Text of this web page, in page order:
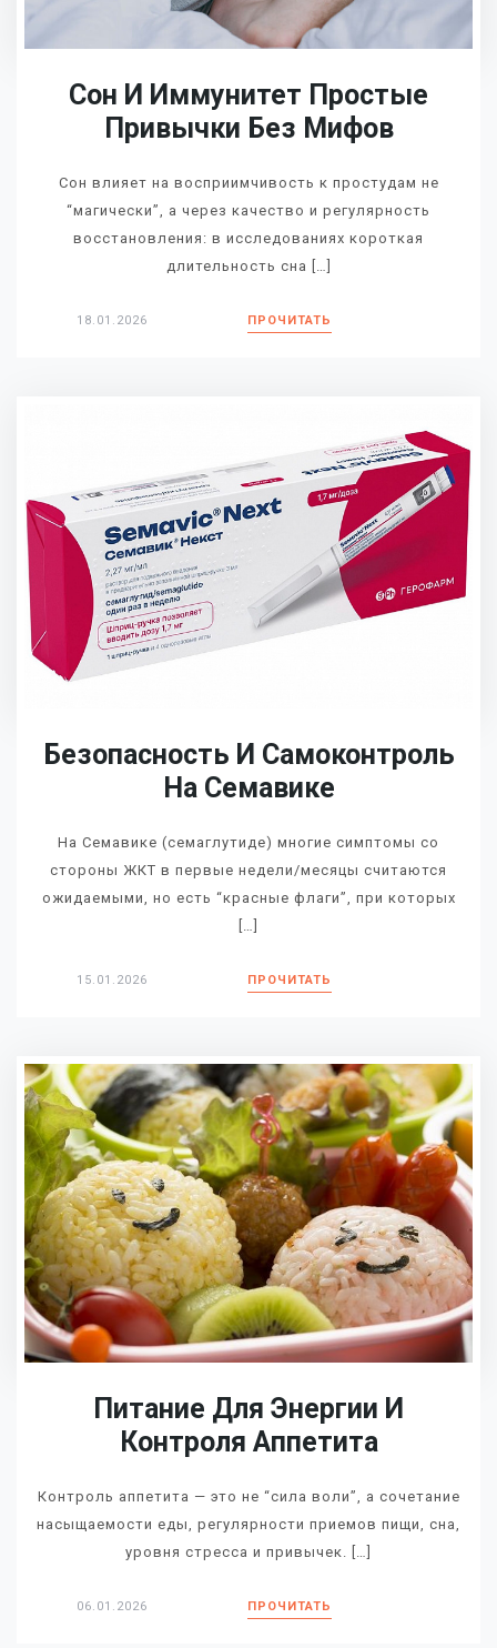
Сон И Иммунитет Простые
Привычки Без Мифов
Сон влияет на восприимчивость к простудам не
“магически”, а через качество и регулярность
восстановления: в исследованиях короткая
длительность сна […]
18.01.2026 ПРОЧИТАТЬ
Безопасность И Самоконтроль
На Семавике
На Семавике (семаглутиде) многие симптомы со
стороны ЖКТ в первые недели/месяцы считаются
ожидаемыми, но есть “красные флаги”, при которых
[…]
15.01.2026 ПРОЧИТАТЬ
Питание Для Энергии И
Контроля Аппетита
Контроль аппетита — это не “сила воли”, а сочетание
насыщаемости еды, регулярности приемов пищи, сна,
уровня стресса и привычек. […]
06.01.2026 ПРОЧИТАТЬ